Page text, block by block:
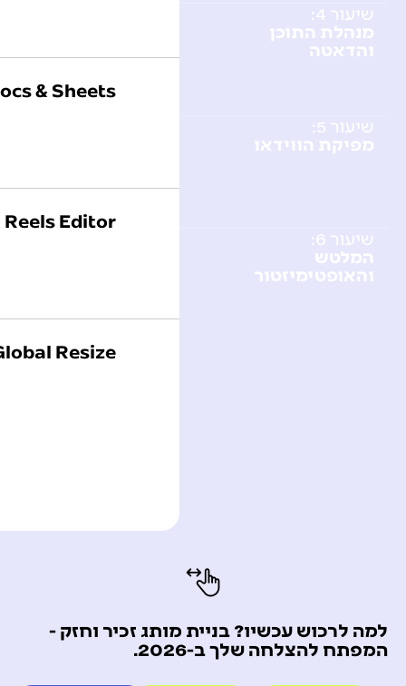
שיעור 4:
מנהלת התוכן
והדאטה
שיעור 5:
מפיקת הווידאו
שיעור 6:
המלטש
והאופטימיזטור
& Sheets
Reels Editor
Resize
למה לרכוש עכשיו? בניית מותג זכיר וחזק -
המפתח להצלחה שלך ב-2026.